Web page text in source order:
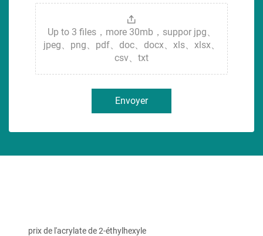
Up to 3 files，more 30mb，suppor jpg、
jpeg、png、pdf、doc、docx、xls、xlsx、
csv、txt
Envoyer
prix de l'acrylate de 2-éthylhexyle